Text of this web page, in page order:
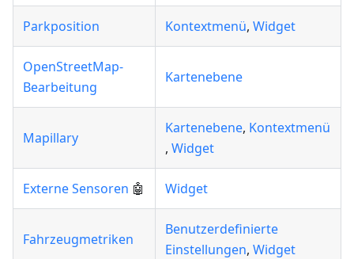
Parkposition Kontextmenü, Widget
OpenStreetMap-
Bearbeitung
Kartenebene
Mapillary
Kartenebene, Kontextmenü
, Widget
Externe Sensoren 🤖 Widget
Fahrzeugmetriken
Benutzerdefinierte
Einstellungen, Widget